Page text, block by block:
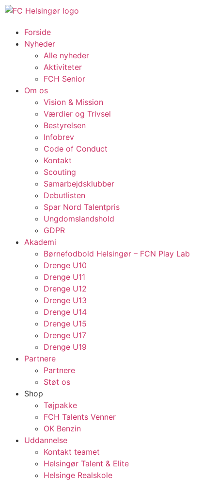
Forside
Nyheder
Alle nyheder
Aktiviteter
FCH Senior
Om os
Vision & Mission
Værdier og Trivsel
Bestyrelsen
Infobrev
Code of Conduct
Kontakt
Scouting
Samarbejdsklubber
Debutlisten
Spar Nord Talentpris
Ungdomslandshold
GDPR
Akademi
Børnefodbold Helsingør – FCN Play Lab
Drenge U10
Drenge U11
Drenge U12
Drenge U13
Drenge U14
Drenge U15
Drenge U17
Drenge U19
Partnere
Partnere
Støt os
Shop
Tøjpakke
FCH Talents Venner
OK Benzin
Uddannelse
Kontakt teamet
Helsingør Talent & Elite
Helsinge Realskole